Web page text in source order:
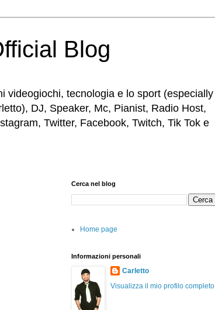
Blog
videogiochi, tecnologia e lo sport (especially
DJ, Speaker, Mc, Pianist, Radio Host,
Twitter, Facebook, Twitch, Tik Tok e
Cerca nel blog
Home page
Informazioni personali
Carletto
Visualizza il mio profilo completo